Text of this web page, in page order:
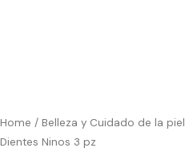
Home / Belleza y Cuidado de la piel
Dientes Ninos 3 pz